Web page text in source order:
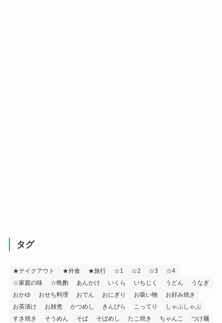
タグ
★テイクアウト ★外食 ★旅行 ☆1 ☆2 ☆3
☆4
☆家庭の味
☆晩酌 あんかけ いくら いちじく うどん
うなぎ
おかゆ
おせち料理 おでん おにぎり お吸い物
お好み焼き
お茶漬け
お雑煮 かつめし きんぴら こってり
しゃぶしゃぶ
すき焼き
そうめん そば そばめし たこ焼き ちゃんこ つけ麺